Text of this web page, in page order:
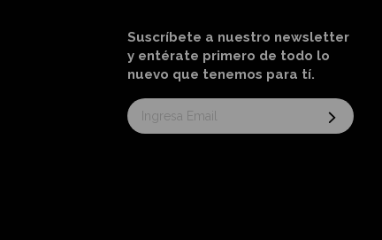
Suscríbete a nuestro newsletter
y entérate primero de todo lo
nuevo que tenemos para tí.
Suscríbase
al